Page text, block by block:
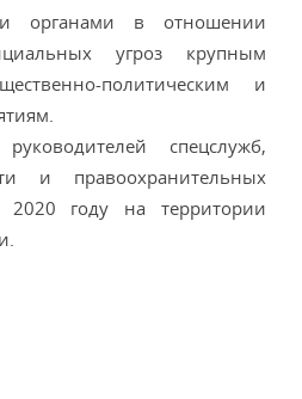
органами в отношении
угроз крупным
политическим и
спецслужб,
и правоохранительных
2020 году на территории